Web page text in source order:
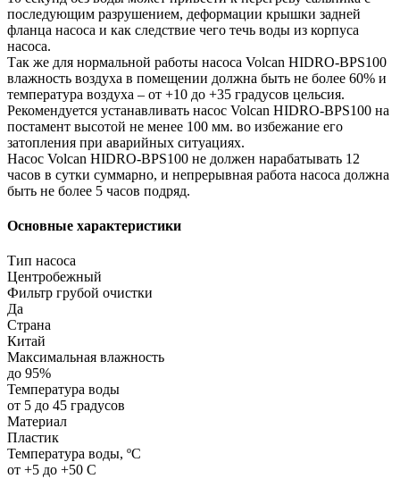
последующим разрушением, деформации крышки задней
фланца насоса и как следствие чего течь воды из корпуса
насоса.
Так же для нормальной работы насоса Volcan HIDRO-BPS100
влажность воздуха в помещении должна быть не более 60% и
температура воздуха – от +10 до +35 градусов цельсия.
Рекомендуется устанавливать насос Volcan HIDRO-BPS100 на
постамент высотой не менее 100 мм. во избежание его
затопления при аварийных ситуациях.
Насос Volcan HIDRO-BPS100 не должен нарабатывать 12
часов в сутки суммарно, и непрерывная работа насоса должна
быть не более 5 часов подряд.
Основные характеристики
Тип насоса
Центробежный
Фильтр грубой очистки
Да
Страна
Китай
Максимальная влажность
до 95%
Температура воды
от 5 до 45 градусов
Материал
Пластик
Температура воды, ºС
от +5 до +50 С